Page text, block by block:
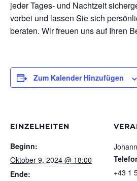
jeder Tages- und Nachtzeit
vorbei und lassen Sie sich
beraten. Wir freuen uns auf Ihren
Zum Kalender Hinzufügen
EINZELHEITEN
Beginn:
Oktober 9, 2024 @ 18:00
Ende:
+43 1